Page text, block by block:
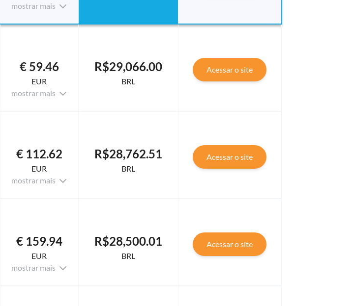
mostrar mais
€ 59.46
EUR
mostrar mais
R$29,066.00
BRL
Acessar o site
€ 112.62
EUR
mostrar mais
R$28,762.51
BRL
Acessar o site
€ 159.94
EUR
mostrar mais
R$28,500.01
BRL
Acessar o site